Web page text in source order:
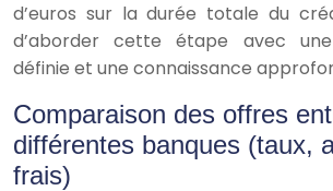
d’euros sur la durée totale du
d’aborder cette étape avec
définie et une connaissance
Comparaison des offres
différentes banques (taux,
frais)